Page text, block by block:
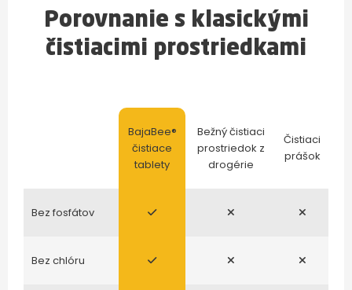
Porovnanie s klasickými
čistiacimi prostriedkami
BajaBee®
čistiace
tablety
Bežný čistiaci
prostriedok z
drogérie
Čistiaci
prášok
Bez fosfátov
Bez chlóru